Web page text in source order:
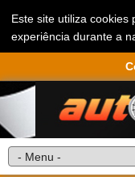
Este site utiliza
experiência durante a